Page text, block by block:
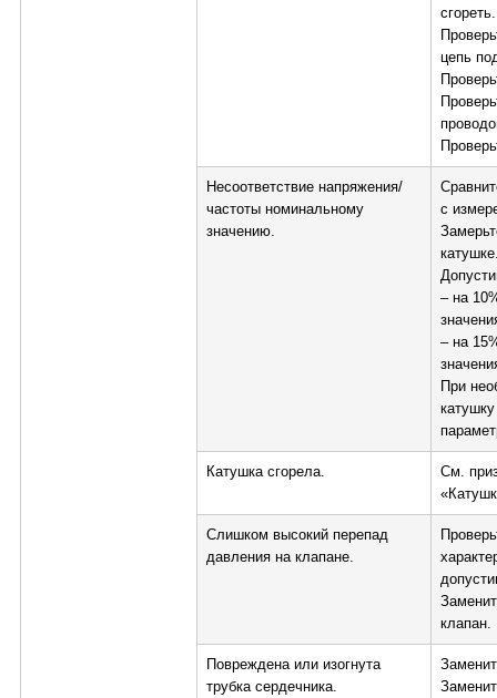
сгореть.
цепь
Несоответствие напряжения/
частоты номинальному
значению.
с
– на
– на
При
Катушка сгорела.
См.
Слишком высокий перепад
давления на клапане.
клапан.
Повреждена или изогнута
трубка сердечника.